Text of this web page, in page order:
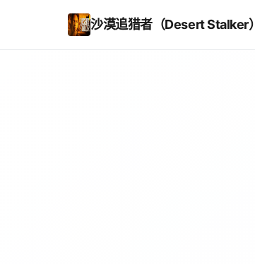
沙漠追猎者（Desert Stalker）